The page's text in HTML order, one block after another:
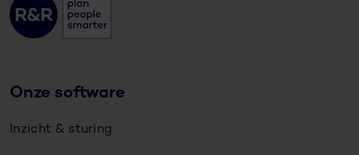
Onze software
Inzicht & sturing